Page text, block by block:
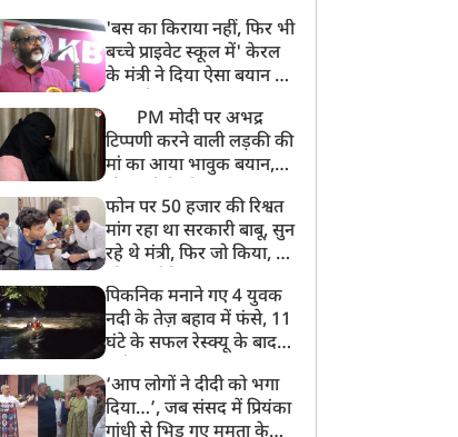
'बस का किराया नहीं, फिर भी
बच्चे प्राइवेट स्कूल में' केरल
के मंत्री ने दिया ऐसा बयान की
PM मोदी पर अभद्र
टिप्पणी करने वाली लड़की की
मां का आया भावुक बयान,
बेटी को गोद लें प्रधानमंत्री
फोन पर 50 हजार की रिश्वत
मांग रहा था सरकारी बाबू, सुन
रहे थे मंत्री, फिर जो किया, वो
पिकनिक मनाने गए 4 युवक
नदी के तेज़ बहाव में फंसे, 11
घंटे के सफल रेस्क्यू के बाद
‘आप लोगों ने दीदी को भगा
दिया…’, जब संसद में प्रियंका